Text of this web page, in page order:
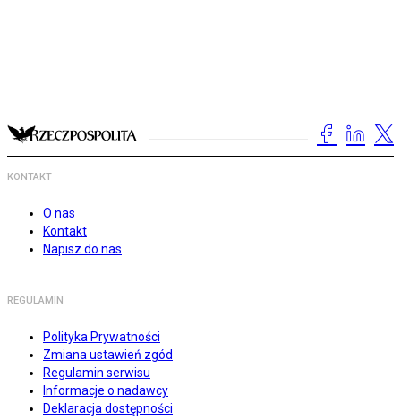
KONTAKT
O nas
Kontakt
Napisz do nas
REGULAMIN
Polityka Prywatności
Zmiana ustawień zgód
Regulamin serwisu
Informacje o nadawcy
Deklaracja dostępności